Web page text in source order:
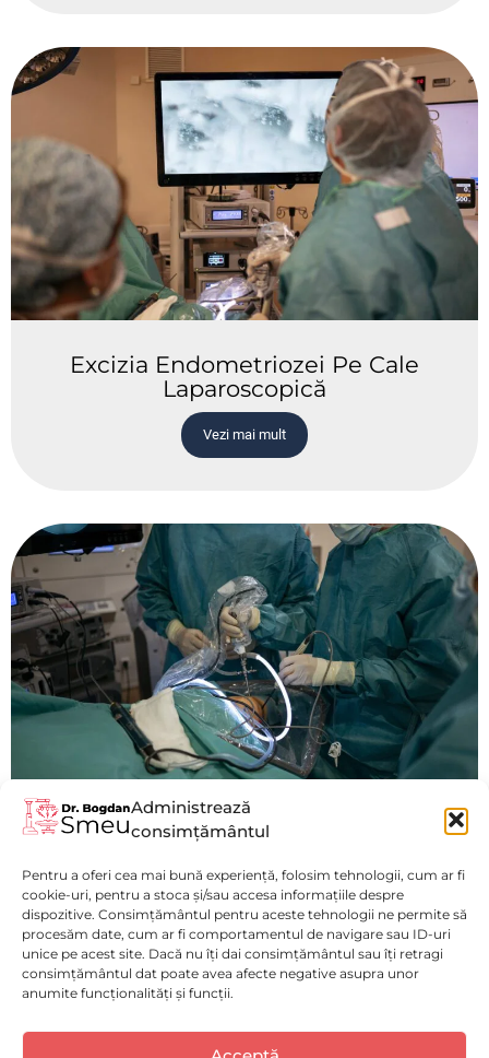
Administrează
consimțământul
Pentru a oferi cea mai bună experiență, folosim tehnologii, cum ar fi
cookie-uri, pentru a stoca și/sau accesa informațiile despre
dispozitive. Consimțământul pentru aceste tehnologii ne permite să
procesăm date, cum ar fi comportamentul de navigare sau ID-uri
unice pe acest site. Dacă nu îți dai consimțământul sau îți retragi
consimțământul dat poate avea afecte negative asupra unor
anumite funcționalități și funcții.
Excizia Endometriozei Pe Cale
Laparoscopică
Vezi mai mult
Eso-Miomectomia Laparoscopică
Vezi mai mult